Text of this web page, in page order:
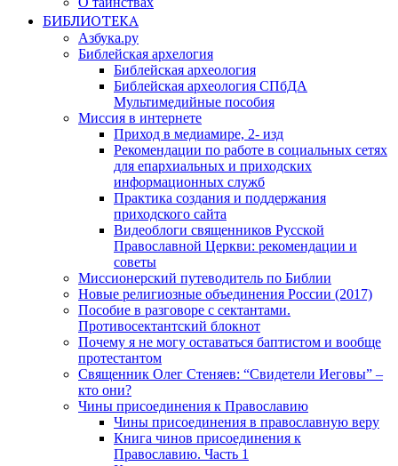
БИБЛИОТЕКА
Азбука.ру
Библейская архелогия
Библейская археология
Библейская археология СПбДА
Мультимедийные пособия
Миссия в интернете
Приход в медиамире, 2- изд
Рекомендации по работе в социальных сетях
для епархиальных и приходских
информационных служб
Практика создания и поддержания
приходского сайта
Видеоблоги священников Русской
Православной Церкви: рекомендации и
советы
Миссионерский путеводитель по Библии
Новые религиозные объединения России (2017)
Пособие в разговоре с сектантами.
Противосектантский блокнот
Почему я не могу оставаться баптистом и вообще
протестантом
Священник Олег Стеняев: “Свидетели Иеговы” –
кто они?
Чины присоединения к Православию
Чины присоединения в православную веру
Книга чинов присоединения к
Православию. Часть 1